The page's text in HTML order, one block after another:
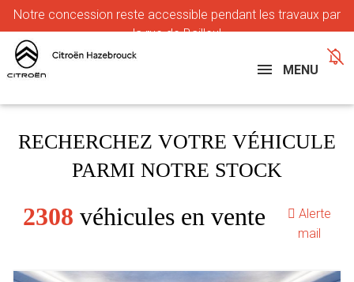
Notre concession reste accessible pendant les travaux par
la rue de Bailleul
MENU
RECHERCHEZ VOTRE VÉHICULE
PARMI NOTRE STOCK
2308 véhicules en vente
Alerte
mail